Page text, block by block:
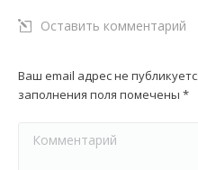
Оставить комментарий
Ваш email адрес не
заполнения поля помечены *